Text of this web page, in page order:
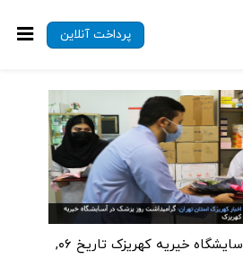
پرداخت آنلاین
خیریه کهریزک
تاریخ ۰۶,